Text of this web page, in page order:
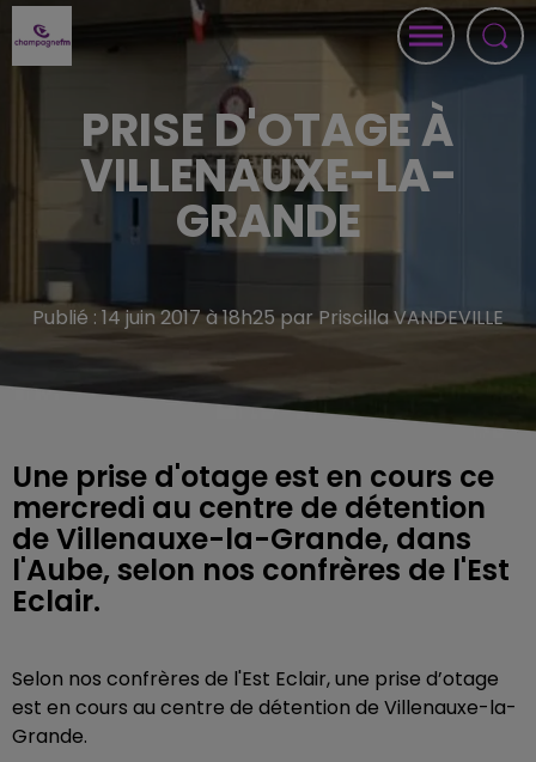
PRISE D'OTAGE À
VILLENAUXE-LA-
GRANDE
Publié : 14 juin 2017 à 18h25 par Priscilla VANDEVILLE
Une prise d'otage est en cours ce
mercredi au centre de détention
de Villenauxe-la-Grande, dans
l'Aube, selon nos confrères de l'Est
Eclair.
Selon nos confrères de l'Est Eclair, une prise d’otage
est en cours au centre de détention de Villenauxe-la-
Grande.